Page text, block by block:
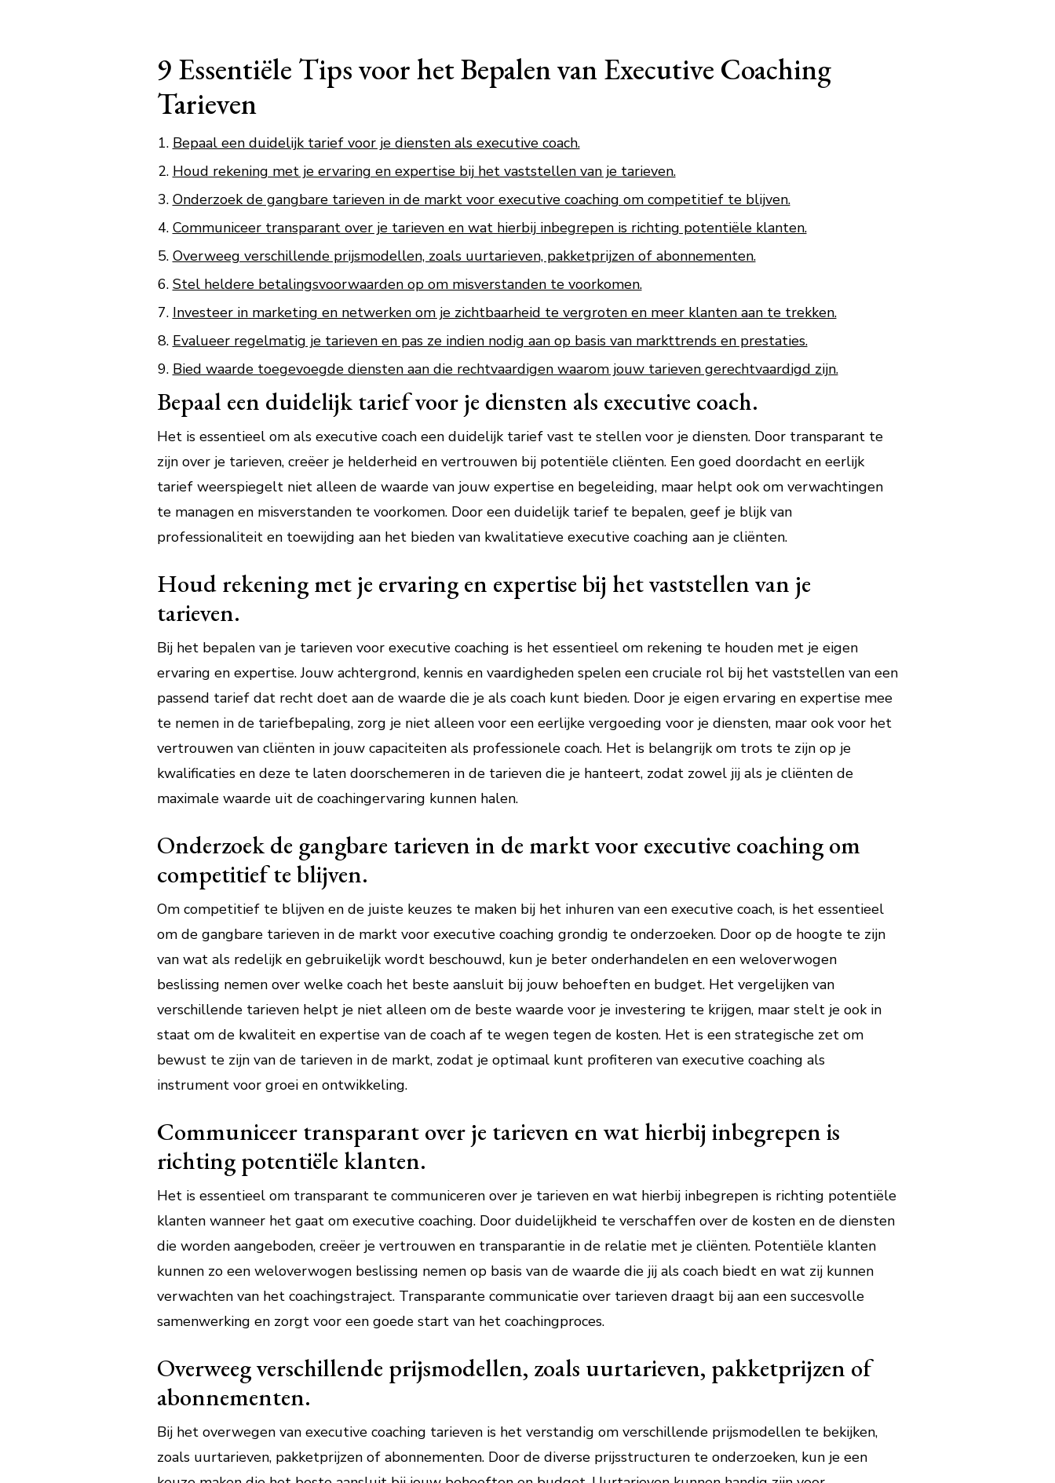
9 Essentiële Tips voor het Bepalen van Executive Coaching
Tarieven
Bepaal een duidelijk tarief voor je diensten als executive coach.
Houd rekening met je ervaring en expertise bij het vaststellen van je tarieven.
Onderzoek de gangbare tarieven in de markt voor executive coaching om competitief te blijven.
Communiceer transparant over je tarieven en wat hierbij inbegrepen is richting potentiële klanten.
Overweeg verschillende prijsmodellen, zoals uurtarieven, pakketprijzen of abonnementen.
Stel heldere betalingsvoorwaarden op om misverstanden te voorkomen.
Investeer in marketing en netwerken om je zichtbaarheid te vergroten en meer klanten aan te trekken.
Evalueer regelmatig je tarieven en pas ze indien nodig aan op basis van markttrends en prestaties.
Bied waarde toegevoegde diensten aan die rechtvaardigen waarom jouw tarieven gerechtvaardigd zijn.
Bepaal een duidelijk tarief voor je diensten als executive coach.
Het is essentieel om als executive coach een duidelijk tarief vast te stellen voor je diensten. Door transparant te
zijn over je tarieven, creëer je helderheid en vertrouwen bij potentiële cliënten. Een goed doordacht en eerlijk
tarief weerspiegelt niet alleen de waarde van jouw expertise en begeleiding, maar helpt ook om verwachtingen
te managen en misverstanden te voorkomen. Door een duidelijk tarief te bepalen, geef je blijk van
professionaliteit en toewijding aan het bieden van kwalitatieve executive coaching aan je cliënten.
Houd rekening met je ervaring en expertise bij het vaststellen van je
tarieven.
Bij het bepalen van je tarieven voor executive coaching is het essentieel om rekening te houden met je eigen
ervaring en expertise. Jouw achtergrond, kennis en vaardigheden spelen een cruciale rol bij het vaststellen van een
passend tarief dat recht doet aan de waarde die je als coach kunt bieden. Door je eigen ervaring en expertise mee
te nemen in de tariefbepaling, zorg je niet alleen voor een eerlijke vergoeding voor je diensten, maar ook voor het
vertrouwen van cliënten in jouw capaciteiten als professionele coach. Het is belangrijk om trots te zijn op je
kwalificaties en deze te laten doorschemeren in de tarieven die je hanteert, zodat zowel jij als je cliënten de
maximale waarde uit de coachingervaring kunnen halen.
Onderzoek de gangbare tarieven in de markt voor executive coaching om
competitief te blijven.
Om competitief te blijven en de juiste keuzes te maken bij het inhuren van een executive coach, is het essentieel
om de gangbare tarieven in de markt voor executive coaching grondig te onderzoeken. Door op de hoogte te zijn
van wat als redelijk en gebruikelijk wordt beschouwd, kun je beter onderhandelen en een weloverwogen
beslissing nemen over welke coach het beste aansluit bij jouw behoeften en budget. Het vergelijken van
verschillende tarieven helpt je niet alleen om de beste waarde voor je investering te krijgen, maar stelt je ook in
staat om de kwaliteit en expertise van de coach af te wegen tegen de kosten. Het is een strategische zet om
bewust te zijn van de tarieven in de markt, zodat je optimaal kunt profiteren van executive coaching als
instrument voor groei en ontwikkeling.
Communiceer transparant over je tarieven en wat hierbij inbegrepen is
richting potentiële klanten.
Het is essentieel om transparant te communiceren over je tarieven en wat hierbij inbegrepen is richting potentiële
klanten wanneer het gaat om executive coaching. Door duidelijkheid te verschaffen over de kosten en de diensten
die worden aangeboden, creëer je vertrouwen en transparantie in de relatie met je cliënten. Potentiële klanten
kunnen zo een weloverwogen beslissing nemen op basis van de waarde die jij als coach biedt en wat zij kunnen
verwachten van het coachingstraject. Transparante communicatie over tarieven draagt bij aan een succesvolle
samenwerking en zorgt voor een goede start van het coachingproces.
Overweeg verschillende prijsmodellen, zoals uurtarieven, pakketprijzen of
abonnementen.
Bij het overwegen van executive coaching tarieven is het verstandig om verschillende prijsmodellen te bekijken,
zoals uurtarieven, pakketprijzen of abonnementen. Door de diverse prijsstructuren te onderzoeken, kun je een